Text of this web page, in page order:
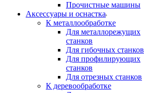
Прочистные машины
Аксeccyapы и оснастка
К металлообработке
Для металлорежущих
станков
Для гибочных станков
Для профилирующих
станков
Для отрезных станков
К деревообработке